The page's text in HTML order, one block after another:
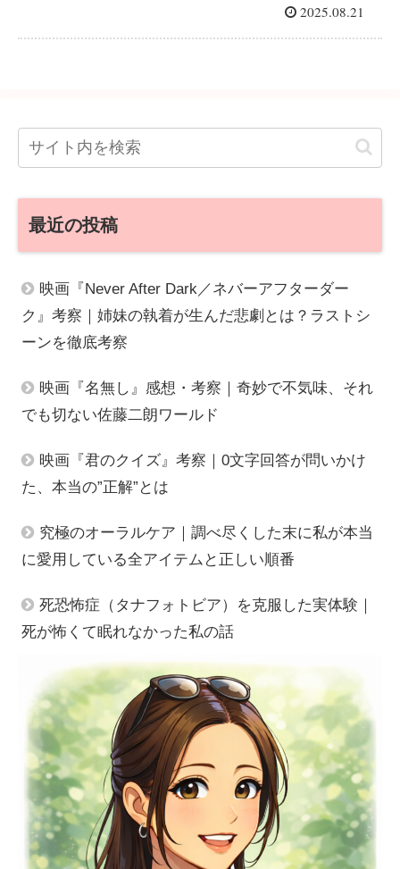
2025.08.21
最近の投稿
映画『Never After Dark／ネバーアフターダー
ク』考察｜姉妹の執着が生んだ悲劇とは？ラストシ
ーンを徹底考察
映画『名無し』感想・考察｜奇妙で不気味、それ
でも切ない佐藤二朗ワールド
映画『君のクイズ』考察｜0文字回答が問いかけ
た、本当の”正解”とは
究極のオーラルケア｜調べ尽くした末に私が本当
に愛用している全アイテムと正しい順番
死恐怖症（タナフォトビア）を克服した実体験｜
死が怖くて眠れなかった私の話